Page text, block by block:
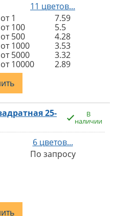
11 цветов...
от 1
7.59
от 100
5.5
от 500
4.28
от 1000
3.53
от 5000
3.32
от 10000
2.89
25-
В
наличии
6 цветов...
По запросу